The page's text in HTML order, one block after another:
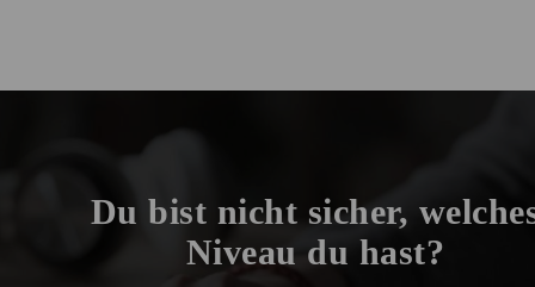
Du bist nicht sicher,
Niveau du hast?